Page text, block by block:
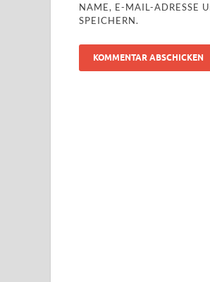
NAME, E-MAIL-ADRESSE
SPEICHERN.